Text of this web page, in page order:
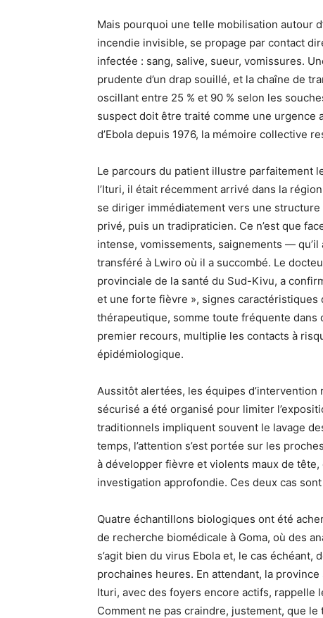
Mais pourquoi une telle mobilisation autour
incendie invisible, se propage par contact
infectée : sang, salive, sueur, vomissures.
prudente d’un drap souillé, et la chaîne de
oscillant entre 25 % et 90 % selon les
suspect doit être traité comme une urgence
d’Ebola depuis 1976, la mémoire collective
Le parcours du patient illustre parfaitement
l’Ituri, il était récemment arrivé dans la
se diriger immédiatement vers une
privé, puis un tradipraticien. Ce n’est que
intense, vomissements, saignements —
transféré à Lwiro où il a succombé. Le
provinciale de la santé du Sud-Kivu, a
et une forte fièvre », signes caractéristiques
thérapeutique, somme toute fréquente
premier recours, multiplie les contacts à
épidémiologique.
Aussitôt alertées, les équipes
sécurisé a été organisé pour limiter
traditionnels impliquent souvent le lavage
temps, l’attention s’est portée sur les
à développer fièvre et violents maux de
investigation approfondie. Ces deux cas
Quatre échantillons biologiques ont été
de recherche biomédicale à Goma, où des
s’agit bien du virus Ebola et, le cas
prochaines heures. En attendant, la
Ituri, avec des foyers encore actifs,
Comment ne pas craindre, justement, que